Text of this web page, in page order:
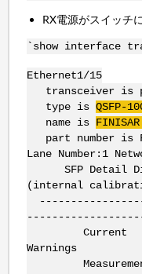
RX電源がスイッチ
`show interface
Ethernet1/15
transceiver is
type is QSFP-
name is FINISAR
part number is
Lane Number:1
SFP Detail
(internal
Warnings